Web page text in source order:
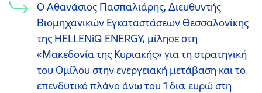
Ο Αθανάσιος Πασπαλιάρης, Διευθυντής
Βιομηχανικών Εγκαταστάσεων Θεσσαλονίκης
της HELLENiQ ENERGY, μίλησε στη
«Μακεδονία της Κυριακής» για τη στρατηγική
του Ομίλου στην ενεργειακή μετάβαση και το
επενδυτικό πλάνο άνω του 1 δισ. ευρώ στη